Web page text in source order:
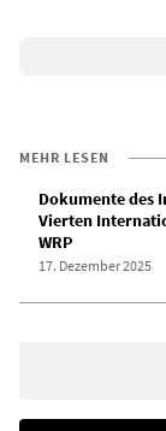
MEHR LESEN
Dokumente des
Vierten
WRP
17. Dezember 2025